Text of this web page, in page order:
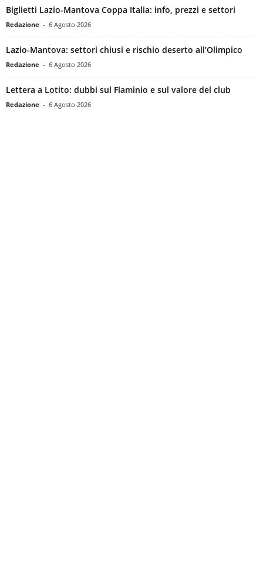
Biglietti Lazio-Mantova Coppa Italia: info, prezzi e settori
Redazione - 6 Agosto 2026
Lazio-Mantova: settori chiusi e rischio deserto all’Olimpico
Redazione - 6 Agosto 2026
Lettera a Lotito: dubbi sul Flaminio e sul valore del club
Redazione - 6 Agosto 2026